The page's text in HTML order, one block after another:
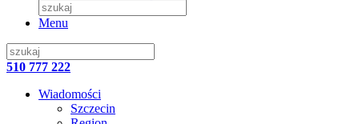
Menu
510 777 222
Wiadomości
Szczecin